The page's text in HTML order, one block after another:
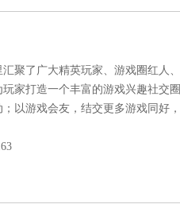
聚了广大精英玩家、游戏圈红人
家打造一个丰富的游戏兴趣社交
以游戏会友，结交更多游戏同好